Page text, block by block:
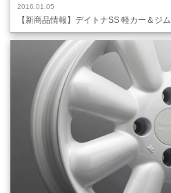
2016.01.05
【新商品情報】デイトナSS 軽カー＆ジ